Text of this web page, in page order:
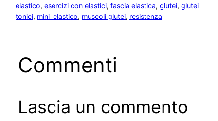
elastico, esercizi con elastici, fascia elastica, glutei, glutei
tonici, mini-elastico, muscoli glutei, resistenza
Commenti
Lascia un commento